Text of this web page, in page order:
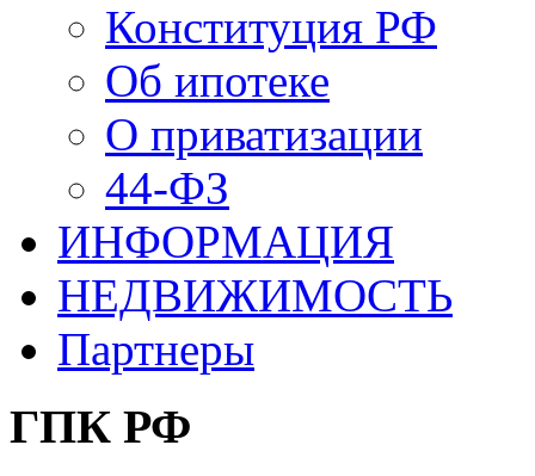
Конституция РФ
Об ипотеке
О приватизации
44-ФЗ
ИНФОРМАЦИЯ
НЕДВИЖИМОСТЬ
Партнеры
ГПК РФ